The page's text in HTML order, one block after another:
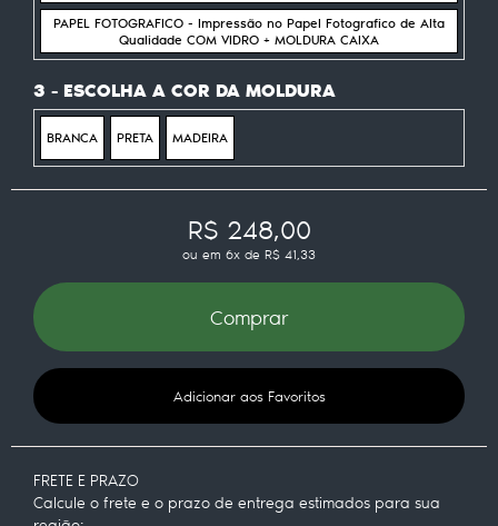
PAPEL FOTOGRAFICO - Impressão no Papel Fotografico de Alta
Qualidade COM VIDRO + MOLDURA CAIXA
3 - ESCOLHA A COR DA MOLDURA
BRANCA PRETA MADEIRA
R$ 248,00
ou em 6x de R$ 41,33
Comprar
Adicionar aos Favoritos
FRETE E PRAZO
Calcule o frete e o prazo de entrega estimados para sua